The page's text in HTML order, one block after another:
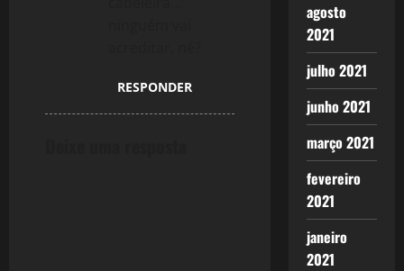
RESPONDER
agosto
2021
julho 2021
junho 2021
março 2021
fevereiro
2021
janeiro
2021